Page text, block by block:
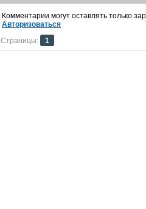
Комментарии могут оставлять только
Авторизоваться
Страницы:
1